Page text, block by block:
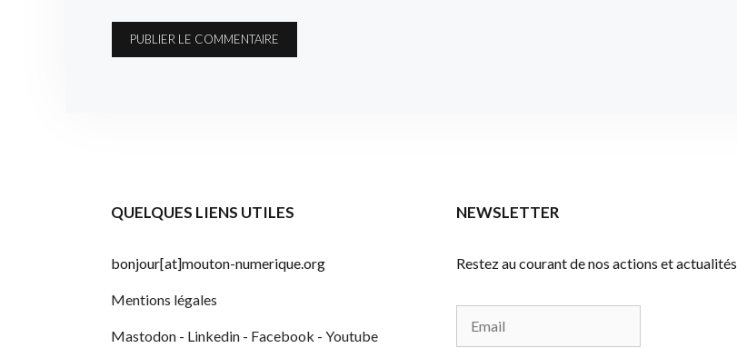
QUELQUES LIENS UTILES
bonjour[at]mouton-numerique.org
Mentions légales
Mastodon - Linkedin - Facebook - Youtube
NEWSLETTER
Restez au courant de nos actions et actualités